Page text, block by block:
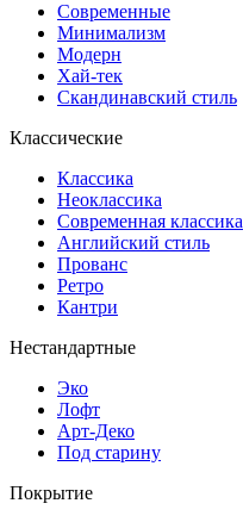
Современные
Минимализм
Модерн
Хай-тек
Скандинавский стиль
Классические
Классика
Неоклассика
Современная классика
Английский стиль
Прованс
Ретро
Кантри
Нестандартные
Эко
Лофт
Арт-Деко
Под старину
Покрытие